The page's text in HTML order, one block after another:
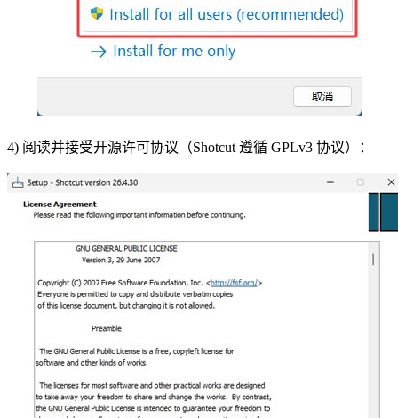
4) 阅读并接受开源许可协议（Shotcut 遵循 GPLv3 协议）：